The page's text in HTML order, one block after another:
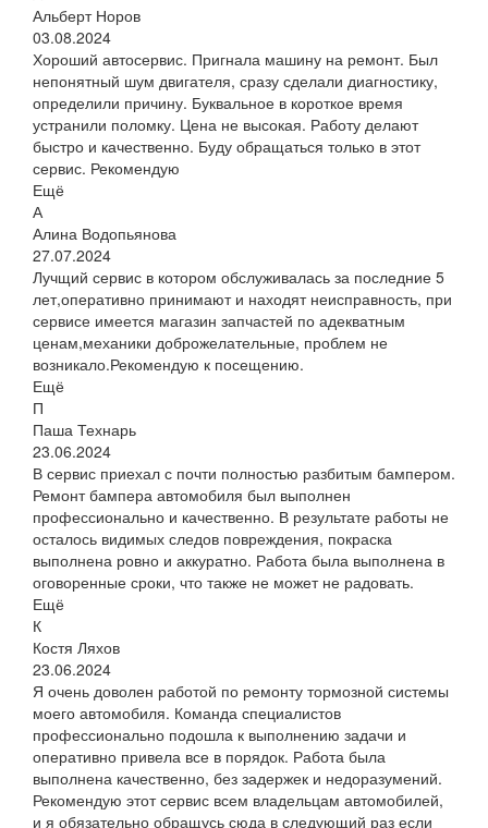
Альберт Норов
03.08.2024
Хороший автосервис. Пригнала машину на ремонт. Был
непонятный шум двигателя, сразу сделали диагностику,
определили причину. Буквальное в короткое время
устранили поломку. Цена не высокая. Работу делают
быстро и качественно. Буду обращаться только в этот
сервис. Рекомендую
Ещё
А
Алина Водопьянова
27.07.2024
Лучщий сервис в котором обслуживалась за последние 5
лет,оперативно принимают и находят неисправность, при
сервисе имеется магазин запчастей по адекватным
ценам,механики доброжелательные, проблем не
возникало.Рекомендую к посещению.
Ещё
П
Паша Технарь
23.06.2024
В сервис приехал с почти полностью разбитым бампером.
Ремонт бампера автомобиля был выполнен
профессионально и качественно. В результате работы не
осталось видимых следов повреждения, покраска
выполнена ровно и аккуратно. Работа была выполнена в
оговоренные сроки, что также не может не радовать.
Ещё
К
Костя Ляхов
23.06.2024
Я очень доволен работой по ремонту тормозной системы
моего автомобиля. Команда специалистов
профессионально подошла к выполнению задачи и
оперативно привела все в порядок. Работа была
выполнена качественно, без задержек и недоразумений.
Рекомендую этот сервис всем владельцам автомобилей,
и я обязательно обращусь сюда в следующий раз если